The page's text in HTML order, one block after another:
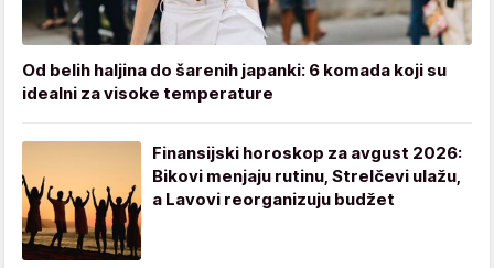
Od belih haljina do šarenih japanki: 6 komada koji su
idealni za visoke temperature
Finansijski horoskop za avgust 2026:
Bikovi menjaju rutinu, Strelčevi ulažu,
a Lavovi reorganizuju budžet